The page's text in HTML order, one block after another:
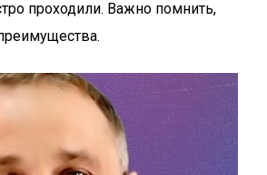
проходили. Важно помнить,